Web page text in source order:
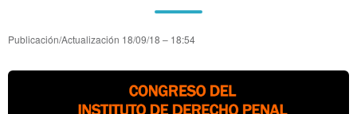
Publicación/Actualización 18/09/18 – 18:54